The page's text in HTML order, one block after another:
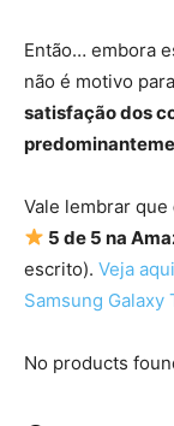
Então… embora
não é motivo
satisfação dos
Vale lembrar que
5 de 5 na
escrito). Veja
Samsung Galaxy
No products